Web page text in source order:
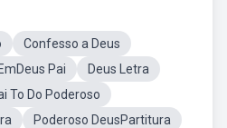
Confesso a Deus
Pai
Deus Letra
To Do Poderoso
Poderoso DeusPartitura